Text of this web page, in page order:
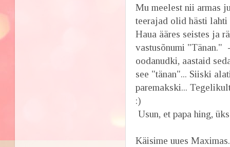
Mu meelest nii armas
teerajad olid hästi lahti
Haua ääres seistes ja
vastusõnumi "Tänan."
oodanudki, aastaid
see "tänan"... Siiski
paremakski...
:)
Usun, et papa hing,
Käisime uues Maximas.